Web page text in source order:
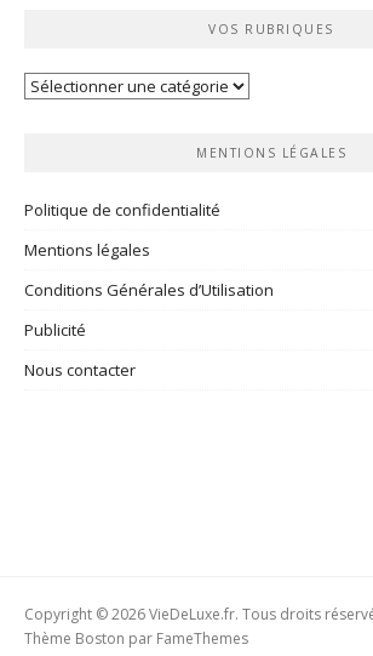
VOS RUBRIQUES
Vos
MENTIONS LÉGALES
Politique de confidentialité
Mentions légales
Conditions Générales d’Utilisation
Publicité
Nous contacter
Copyright © 2026 VieDeLuxe.fr. Tous droits
Thème Boston par FameThemes